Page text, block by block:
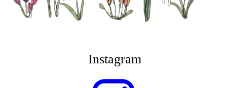
Instagram